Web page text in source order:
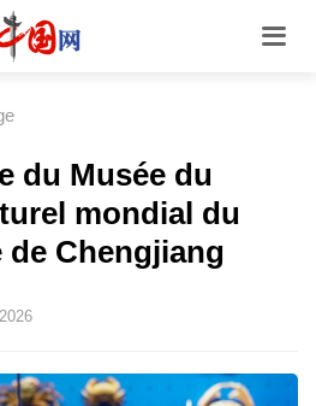
du Musée du
mondial du
Chengjiang